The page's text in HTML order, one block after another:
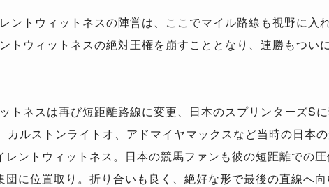
ントウィットネスの陣営は、ここでマイル路線も視野に入
トウィットネスの絶対王権を崩すこととなり、連勝もつい
トネスは再び短距離路線に変更、日本のスプリンターズS
ルストンライトオ、アドマイヤマックスなど当時の日本
ントウィットネス。日本の競馬ファンも彼の短距離での
に位置取り。折り合いも良く、絶好な形で最後の直線へ